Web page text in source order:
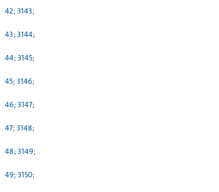
42; 3143;
43; 3144;
44; 3145;
45; 3146;
46; 3147;
47; 3148;
48; 3149;
49; 3150;